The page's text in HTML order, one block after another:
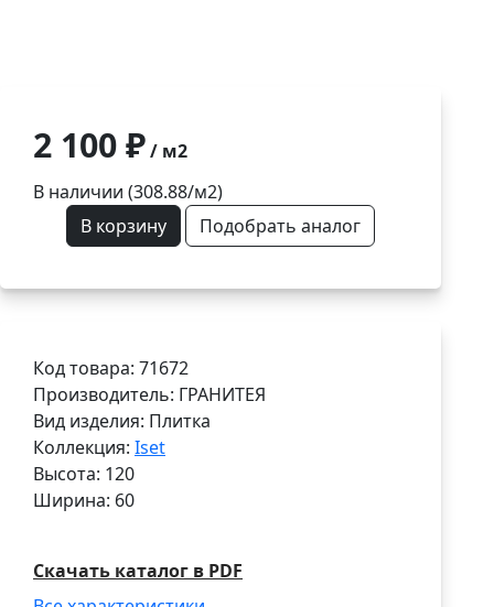
2 100 ₽/ м2
В наличии (308.88/м2)
В корзину
Подобрать аналог
Код товара: 71672
Производитель: ГРАНИТЕЯ
Вид изделия: Плитка
Коллекция: Iset
Высота: 120
Ширина: 60
Скачать каталог в PDF